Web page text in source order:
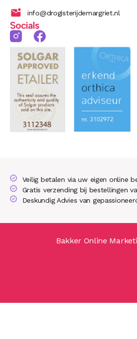
info@drogisterijdemargriet.nl
Socials
Veilig betalen via uw eigen online
Gratis verzending bij bestellingen
Deskundig Advies van
Bakker Online